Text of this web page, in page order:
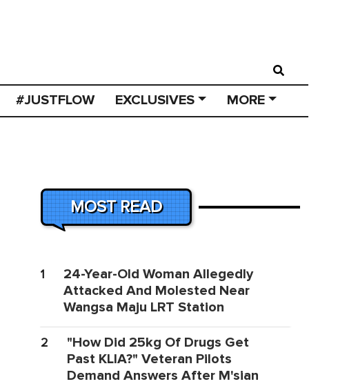
#JUSTFLOW EXCLUSIVES MORE
MOST READ
1
24-Year-Old Woman Allegedly
Attacked And Molested Near
Wangsa Maju LRT Station
2
"How Did 25kg Of Drugs Get
Past KLIA?" Veteran Pilots
Demand Answers After M'sian